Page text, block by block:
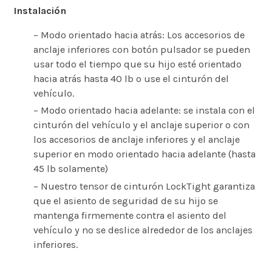
Instalación
– Modo orientado hacia atrás: Los accesorios de
anclaje inferiores con botón pulsador se pueden
usar todo el tiempo que su hijo esté orientado
hacia atrás hasta 40 lb o use el cinturón del
vehículo.
– Modo orientado hacia adelante: se instala con el
cinturón del vehículo y el anclaje superior o con
los accesorios de anclaje inferiores y el anclaje
superior en modo orientado hacia adelante (hasta
45 lb solamente)
– Nuestro tensor de cinturón LockTight garantiza
que el asiento de seguridad de su hijo se
mantenga firmemente contra el asiento del
vehículo y no se deslice alrededor de los anclajes
inferiores.